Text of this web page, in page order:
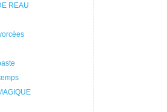
REAU